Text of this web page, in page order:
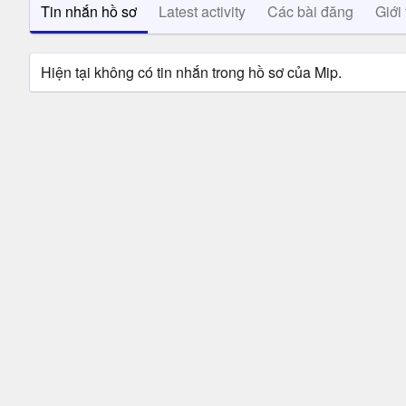
Tin nhắn hồ sơ Latest activity Các bài đăng Giới
Hiện tại không có tin nhắn trong hồ sơ của Mip.